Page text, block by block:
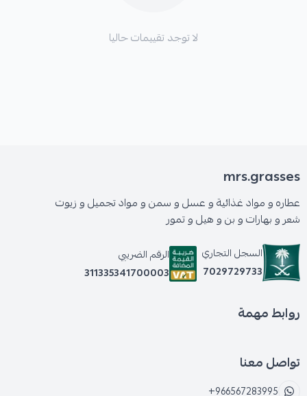
لا توجد تقييمات حاليا
mrs.grasses
عطاره و مواد غذائية و عسل و سمن و مواد تجميل و زيوت
شعر و بهارات و بن و هيل و تمور
السجل التجاري
7029729733
الرقم الضريبي
311335341700003
روابط مهمة
تواصل معنا
+966567283995